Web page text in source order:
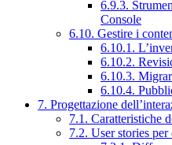
6.9.3.
Console
6.10. Gestire i
6.10.1.
6.10.2.
6.10.3.
6.10.4.
7. Progettazione
7.1. Caratteristiche
7.2. User stories